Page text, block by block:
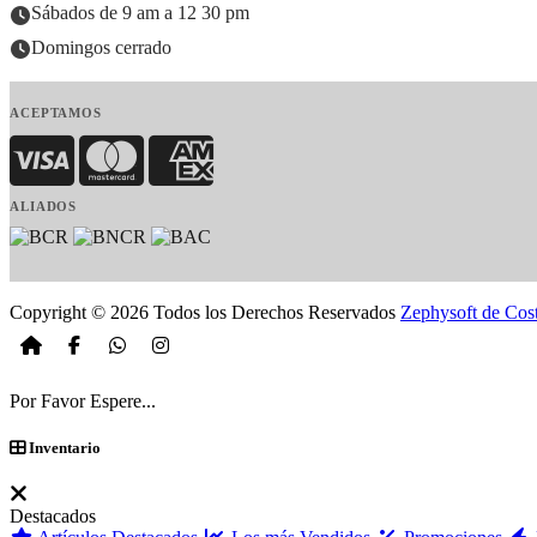
Sábados de 9 am a 12 30 pm
Domingos cerrado
ACEPTAMOS
Visa MasterCardAmerican Express
ALIADOS
Copyright © 2026 Todos los Derechos Reservados Zephysoft de
Por Favor Espere...
Inventario
Destacados